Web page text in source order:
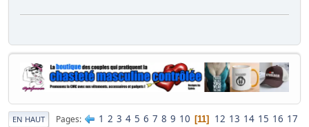
EN HAUT Pages 1 2 3 4 5 6 7 8 9 10 11 12 13 14 15 16 17